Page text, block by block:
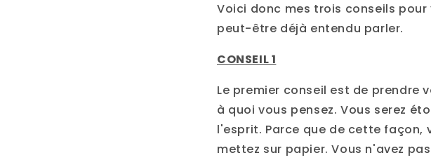
Voici donc mes trois conseils pour
peut-être déjà entendu parler.
CONSEIL 1
Le premier conseil est de
à quoi vous pensez. Vous serez
l'esprit. Parce que de cette façon,
mettez sur papier. Vous n'avez